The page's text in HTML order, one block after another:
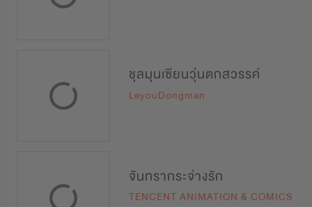
ชุลมุนเซียนวุ่นตกสวรรค์
LeyouDongman
จันทรากระจ่างรัก
TENCENT ANIMATION & COMICS